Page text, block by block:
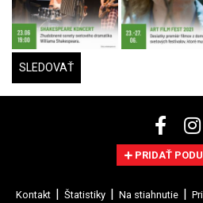
SLEDOVAŤ
PRIDAŤ
Kontakt Štatistiky Na stiahnutie